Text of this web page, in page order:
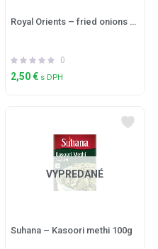
Royal Orients – fried onions (vypražaná cibuľka) 400g
0
2,50€ s DPH
VYPREDANÉ
Suhana – Kasoori methi 100g